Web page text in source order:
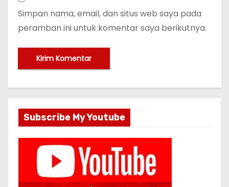
Simpan nama, email, dan situs web saya pada
peramban ini untuk komentar saya berikutnya.
Subscribe My Youtube